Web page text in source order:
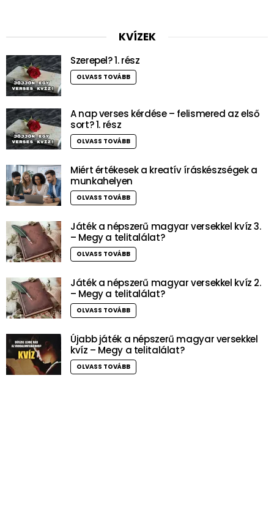
KVÍZEK
Szerepel? 1. rész
OLVASS TOVÁBB
A nap verses kérdése – felismered az első
sort? 1. rész
OLVASS TOVÁBB
Miért értékesek a kreatív íráskészségek a
munkahelyen
OLVASS TOVÁBB
Játék a népszerű magyar versekkel kvíz 3.
– Megy a telitalálat?
OLVASS TOVÁBB
Játék a népszerű magyar versekkel kvíz 2.
– Megy a telitalálat?
OLVASS TOVÁBB
Újabb játék a népszerű magyar versekkel
kvíz – Megy a telitalálat?
OLVASS TOVÁBB